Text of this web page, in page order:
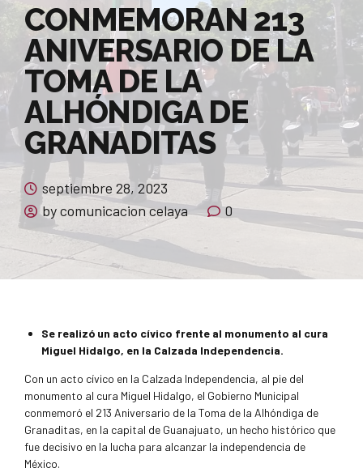
CONMEMORAN 213
ANIVERSARIO DE LA
TOMA DE LA
ALHÓNDIGA DE
GRANADITAS
septiembre 28, 2023
by comunicacion celaya
0
Se realizó un acto cívico frente al monumento al cura
Miguel Hidalgo, en la Calzada Independencia.
Con un acto cívico en la Calzada Independencia, al pie del
monumento al cura Miguel Hidalgo, el Gobierno Municipal
conmemoró el 213 Aniversario de la Toma de la Alhóndiga de
Granaditas, en la capital de Guanajuato, un hecho histórico que
fue decisivo en la lucha para alcanzar la independencia de
México.